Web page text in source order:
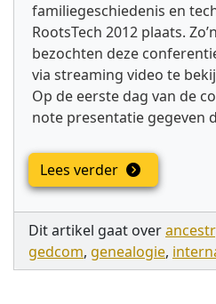
familiegeschiedenis en
RootsTech 2012 plaats.
bezochten deze
via streaming video te
Op de eerste dag van de
note presentatie gegeven
Lees verder
Dit artikel gaat over
gedcom, genealogie,